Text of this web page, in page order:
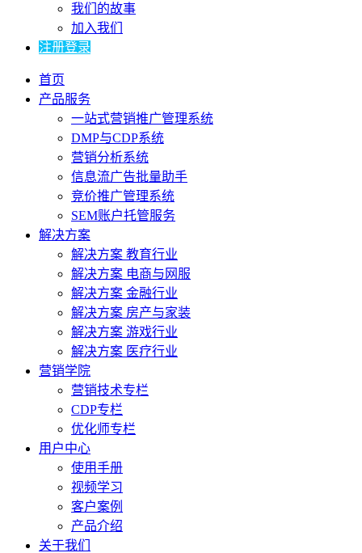
我们的故事
加入我们
注册登录
首页
产品服务
一站式营销推广管理系统
DMP与CDP系统
营销分析系统
信息流广告批量助手
竞价推广管理系统
SEM账户托管服务
解决方案
解决方案 教育行业
解决方案 电商与网服
解决方案 金融行业
解决方案 房产与家装
解决方案 游戏行业
解决方案 医疗行业
营销学院
营销技术专栏
CDP专栏
优化师专栏
用户中心
使用手册
视频学习
客户案例
产品介绍
关于我们